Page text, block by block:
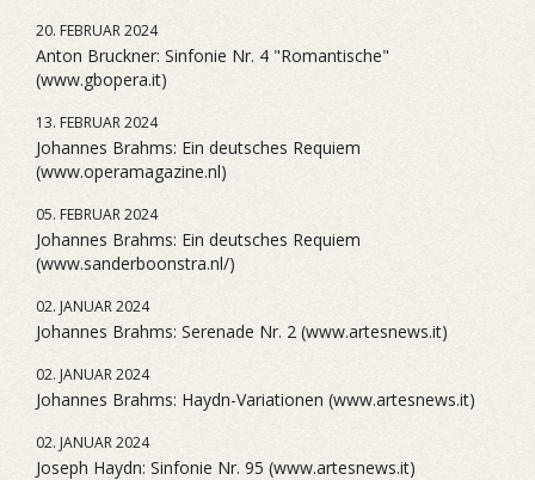
20. FEBRUAR 2024
Anton Bruckner: Sinfonie Nr. 4 "Romantische"
(www.gbopera.it)
13. FEBRUAR 2024
Johannes Brahms: Ein deutsches Requiem
(www.operamagazine.nl)
05. FEBRUAR 2024
Johannes Brahms: Ein deutsches Requiem
(www.sanderboonstra.nl/)
02. JANUAR 2024
Johannes Brahms: Serenade Nr. 2 (www.artesnews.it)
02. JANUAR 2024
Johannes Brahms: Haydn-Variationen (www.artesnews.it)
02. JANUAR 2024
Joseph Haydn: Sinfonie Nr. 95 (www.artesnews.it)